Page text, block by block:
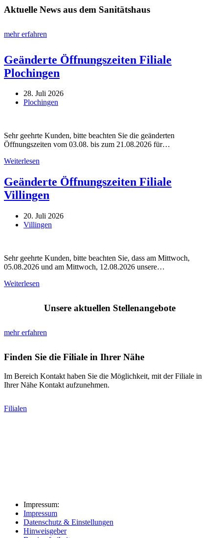
Aktuelle News aus dem Sanitätshaus
mehr erfahren
Geänderte Öffnungszeiten Filiale
Plochingen
28. Juli 2026
Plochingen
Sehr geehrte Kunden, bitte beachten Sie die geänderten
Öffnungszeiten vom 03.08. bis zum 21.08.2026 für…
Weiterlesen
Filiale
Plochingen
Geänderte Öffnungszeiten Filiale
Villingen
20. Juli 2026
Villingen
Sehr geehrte Kunden, bitte beachten Sie, dass am Mittwoch,
05.08.2026 und am Mittwoch, 12.08.2026 unsere…
Weiterlesen
Villingen
Unsere aktuellen Stellenangebote
mehr erfahren
Finden Sie die Filiale in Ihrer Nähe
Im Bereich Kontakt haben Sie die Möglichkeit, mit der Filiale in
Ihrer Nähe Kontakt aufzunehmen.
Filialen
Impressum:
Impressum
Datenschutz & Einstellungen
Hinweisgeber